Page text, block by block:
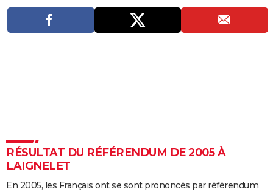
Destinations
City break
Voyage nature
Voyage de noces
Climat
PROGRAMME TV
COPAINS D'AVANT
S'inscrire
Se connecter
Lycées
Collèges
Primaires
Universités
Entreprises
Service militaire
Avis de recherche
AVIS DE DÉCÈS
RÉSULTAT DU RÉFÉRENDUM DE 2005 À
LAIGNELET
En 2005, les Français ont se sont prononcés par référendum